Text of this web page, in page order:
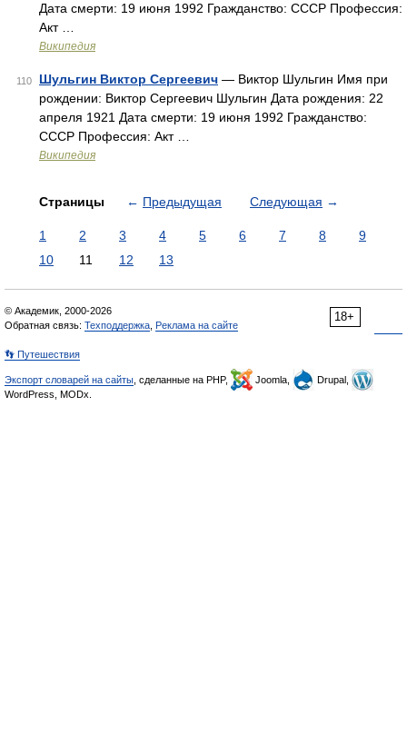
Дата смерти: 19 июня 1992 Гражданство: СССР Профессия:
Акт …
Википедия
110 Шульгин Виктор Сергеевич — Виктор Шульгин Имя при
рождении: Виктор Сергеевич Шульгин Дата рождения: 22
апреля 1921 Дата смерти: 19 июня 1992 Гражданство:
СССР Профессия: Акт …
Википедия
Страницы ← Предыдущая Следующая →
1 2 3 4 5 6 7 8
9
10
11 12 13
18+
© Академик, 2000-2026
Обратная связь: Техподдержка Реклама на сайте
👣 Путешествия
Экспорт словарей на сайты , сделанные на PHP, Joomla,
Drupal,
WordPress, MODx.